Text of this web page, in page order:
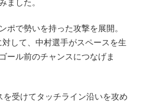
ポで勢いを持った攻撃を展開。
して、中村選手がスペースを生
ール前のチャンスにつなげま
受けてタッチライン沿いを攻め